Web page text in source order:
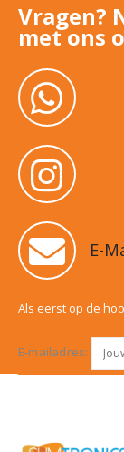
Vragen?
met ons
E-
Als eerst op de
E-mailadres: